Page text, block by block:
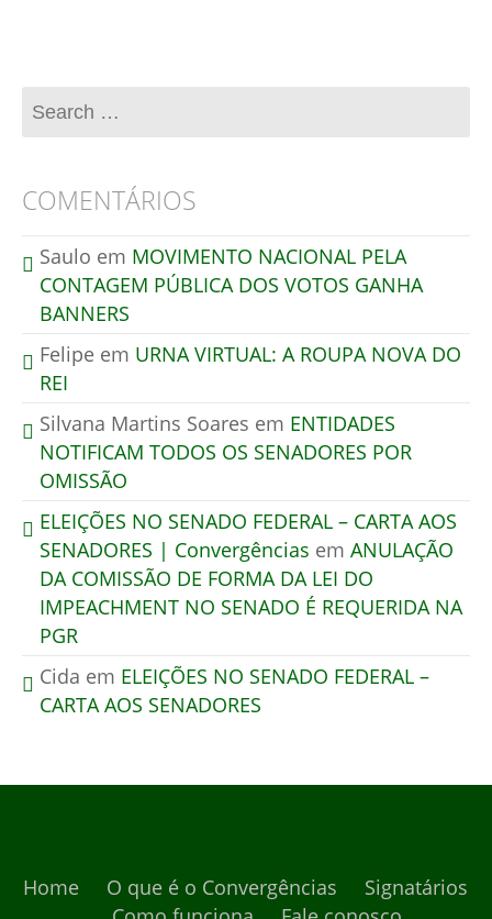
COMENTÁRIOS
Saulo em MOVIMENTO NACIONAL PELA
CONTAGEM PÚBLICA DOS VOTOS GANHA
BANNERS
Felipe em URNA VIRTUAL: A ROUPA NOVA DO
REI
Silvana Martins Soares em ENTIDADES
NOTIFICAM TODOS OS SENADORES POR
OMISSÃO
ELEIÇÕES NO SENADO FEDERAL – CARTA AOS
SENADORES | Convergências em ANULAÇÃO
DA COMISSÃO DE FORMA DA LEI DO
IMPEACHMENT NO SENADO É REQUERIDA NA
PGR
Cida em ELEIÇÕES NO SENADO FEDERAL –
CARTA AOS SENADORES
Home O que é o Convergências
Signatários